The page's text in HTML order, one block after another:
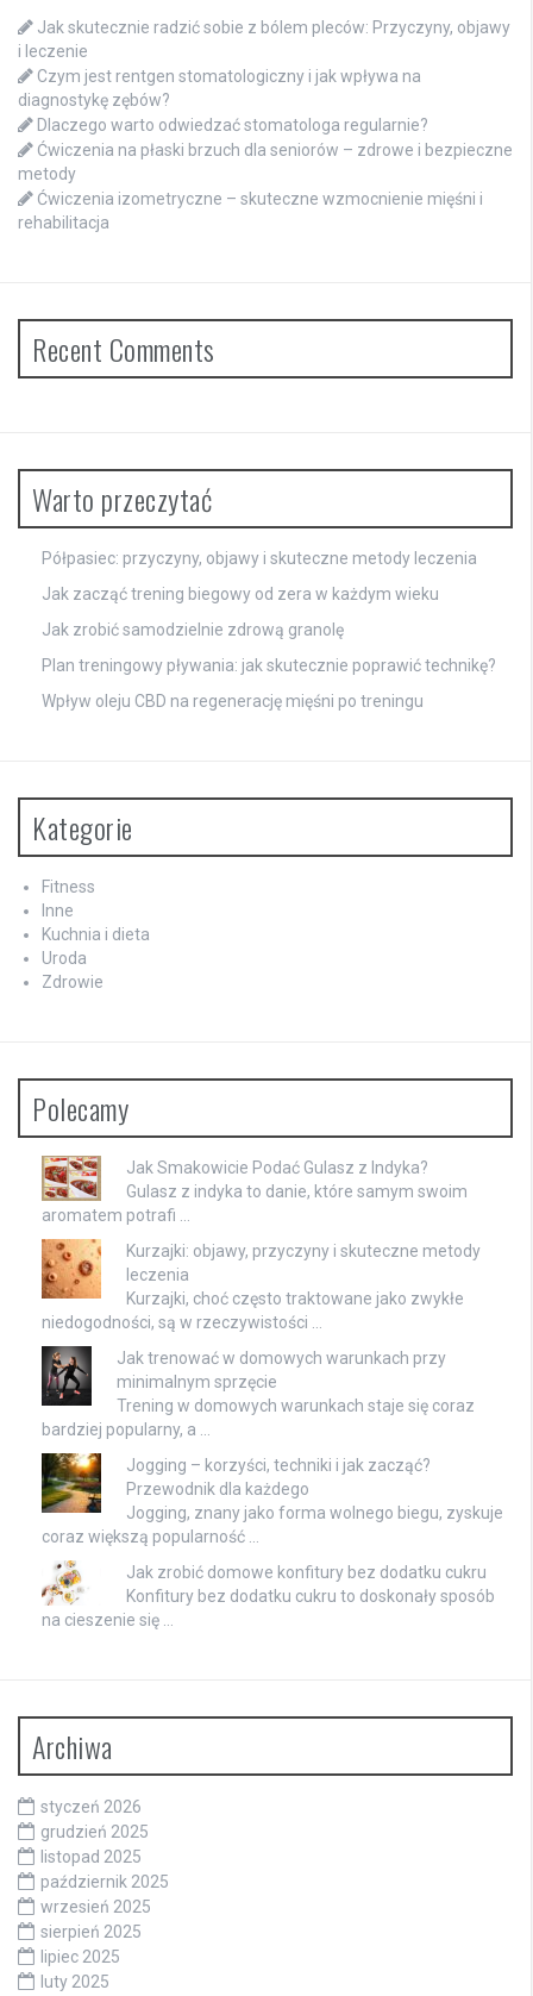
Jak skutecznie radzić sobie z bólem pleców: Przyczyny, objawy
i leczenie
Czym jest rentgen stomatologiczny i jak wpływa na
diagnostykę zębów?
Dlaczego warto odwiedzać stomatologa regularnie?
Ćwiczenia na płaski brzuch dla seniorów – zdrowe i bezpieczne
metody
Ćwiczenia izometryczne – skuteczne wzmocnienie mięśni i
rehabilitacja
Recent Comments
Warto przeczytać
Półpasiec: przyczyny, objawy i skuteczne metody leczenia
Jak zacząć trening biegowy od zera w każdym wieku
Jak zrobić samodzielnie zdrową granolę
Plan treningowy pływania: jak skutecznie poprawić technikę?
Wpływ oleju CBD na regenerację mięśni po treningu
Kategorie
Fitness
Inne
Kuchnia i dieta
Uroda
Zdrowie
Polecamy
Jak Smakowicie Podać Gulasz z Indyka?
Gulasz z indyka to danie, które samym swoim
aromatem potrafi …
Kurzajki: objawy, przyczyny i skuteczne metody
leczenia
Kurzajki, choć często traktowane jako zwykłe
niedogodności, są w rzeczywistości …
Jak trenować w domowych warunkach przy
minimalnym sprzęcie
Trening w domowych warunkach staje się coraz
bardziej popularny, a …
Jogging – korzyści, techniki i jak zacząć?
Przewodnik dla każdego
Jogging, znany jako forma wolnego biegu, zyskuje
coraz większą popularność …
Jak zrobić domowe konfitury bez dodatku cukru
Konfitury bez dodatku cukru to doskonały sposób
na cieszenie się …
Archiwa
styczeń 2026
grudzień 2025
listopad 2025
październik 2025
wrzesień 2025
sierpień 2025
lipiec 2025
luty 2025